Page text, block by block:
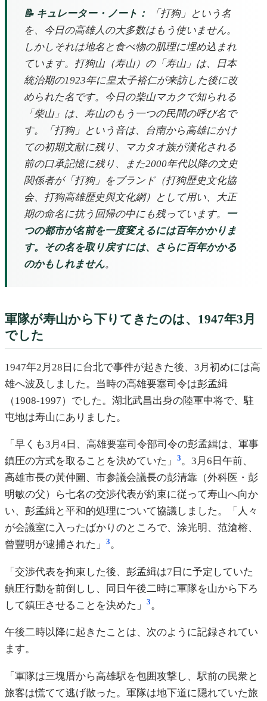
📝 キュレーター・ノート：
「打狗」という名
を、今日の高雄人の大多数はもう使いません。
しかしそれは地名と食べ物の肌理に埋め込まれ
ています。打狗山（寿山）の「寿山」は、日本
統治期の1923年に皇太子裕仁が来訪した後に改
められた名です。今日の柴山マカクで知られる
「柴山」は、寿山のもう一つの民間の呼び名で
す。「打狗」という音は、台南から高雄にかけ
ての初期文献に残り、マカタオ族が漢化される
前の口承記憶に残り、また2000年代以降の文史
関係者が「打狗」をブランド（打狗歴史文化協
会、打狗高雄歴史與文化網）として用い、大正
期の命名に抗う回帰の中にも残っています。
一
つの都市が名前を一度変えるには百年かかりま
す。その名を取り戻すには、さらに百年かかる
のかもしれません。
軍隊が寿山から下りてきたのは、1947年3月
でした
1947年2月28日に台北で事件が起きた後、3月初めには高
雄へ波及しました。当時の高雄要塞司令は彭孟緝
（1908-1997）でした。湖北武昌出身の陸軍中将で、駐
屯地は寿山にありました。
「早くも3月4日、高雄要塞司令部司令の彭孟緝は、軍事
鎮圧の方式を取ることを決めていた」
3。3月6日午前、
高雄市長の黃仲圖、市参議会議長の彭清靠（外科医・彭
明敏の父）ら七名の交渉代表が約束に従って寿山へ向か
い、彭孟緝と平和的処理について協議しました。「人々
が会議室に入ったばかりのところで、涂光明、范滄榕、
曾豐明が逮捕された」
3。
「交渉代表を拘束した後、彭孟緝は7日に予定していた
鎮圧行動を前倒しし、同日午後二時に軍隊を山から下ろ
して鎮圧させることを決めた」
3 。
午後二時以降に起きたことは、次のように記録されてい
ます。
「軍隊は三塊厝から高雄駅を包囲攻撃し、駅前の民衆と
旅客は慌てて逃げ散った。軍隊は地下道に隠れていた旅